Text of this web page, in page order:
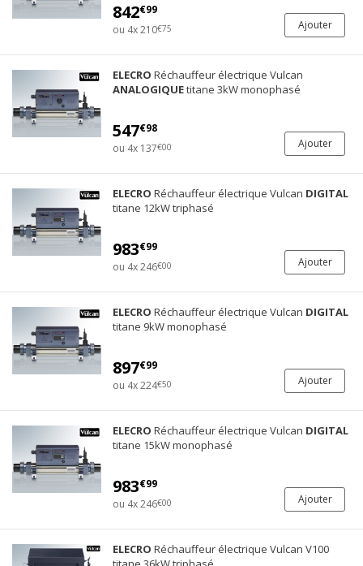
842€99
ou 4x 210€75 Ajouter
ELECRO Réchauffeur électrique Vulcan
ANALOGIQUEtitane 3kW monophasé
547€98
ou 4x 137€00 Ajouter
ELECRO Réchauffeur électrique Vulcan DIGITAL
titane 12kW triphasé
983€99
ou 4x 246€00 Ajouter
ELECRO Réchauffeur électrique Vulcan DIGITAL
titane 9kW monophasé
897€99
ou 4x 224€50 Ajouter
ELECRO Réchauffeur électrique Vulcan DIGITAL
titane 15kW monophasé
983€99
ou 4x 246€00 Ajouter
ELECRO Réchauffeur électrique Vulcan V100